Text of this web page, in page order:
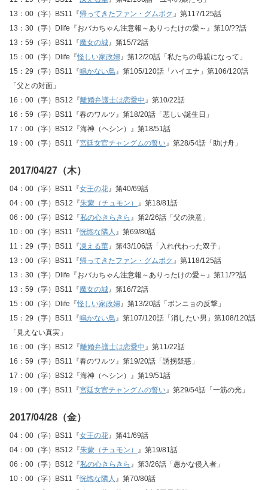
13：00（字）BS11『帰ってきたファン・グムボク 』第117/125話
13：30（字）Dlife『おバカちゃん注意報～ありったけの愛～』第10/??話
13：59（字）BS11『魔女の城』第15/72話
15：00（字）Dlife『怪しい家政婦』第12/20話「私たちの母親になって」
15：29（字）BS11『鳴かない鳥』第105/120話「ハイエナ」第106/120話
「父との対面」
16：00（字）BS12『離婚弁護士は恋愛中』第10/22話
16：59（字）BS11『春のワルツ』第18/20話「悲しい誕生日」
17：00（字）BS12『海神（ヘシン）』第18/51話
19：00（字）BS11『宮廷女官チャングムの誓い』第28/54話「助け舟」
2017/04/27（木）
04：00（字）BS11『女王の花』第40/69話
04：00（字）BS12『朱蒙（チュモン） 』第18/81話
06：00（字）BS12『私の心きらきら 』第2/26話「父の決意」
10：00（字）BS11『恍惚な隣人 』第69/80話
11：29（字）BS11『凍える華』第43/106話「入れ代わった双子」
13：00（字）BS11『帰ってきたファン・グムボク 』第118/125話
13：30（字）Dlife『おバカちゃん注意報～ありったけの愛～』第11/??話
13：59（字）BS11『魔女の城』第16/72話
15：00（字）Dlife『怪しい家政婦』第13/20話「ボンニョの反撃」
15：29（字）BS11『鳴かない鳥』第107/120話「消したい男」第108/120話
「見えない真実」
16：00（字）BS12『離婚弁護士は恋愛中』第11/22話
16：59（字）BS11『春のワルツ』第19/20話「誘拐疑惑」
17：00（字）BS12『海神（ヘシン）』第19/51話
19：00（字）BS11『宮廷女官チャングムの誓い』第29/54話「一筋の光」
2017/04/28（金）
04：00（字）BS11『女王の花』第41/69話
04：00（字）BS12『朱蒙（チュモン） 』第19/81話
06：00（字）BS12『私の心きらきら 』第3/26話「愚かな侵入者」
10：00（字）BS11『恍惚な隣人 』第70/80話